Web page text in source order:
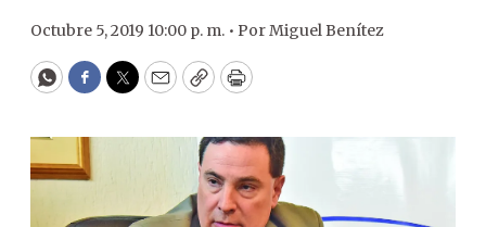
Octubre 5, 2019 10:00 p. m. • PorMiguel Benítez
WhatsApp
Facebook
Twitter
EmailCopyPrint